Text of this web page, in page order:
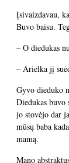
Įsivaizdavau,
Buvo baisu.
– O diedukas
– Arielka jį
Gyvo dieduko
Diedukas
jo stovėjo dar
mūsų baba
mamą.
Mano